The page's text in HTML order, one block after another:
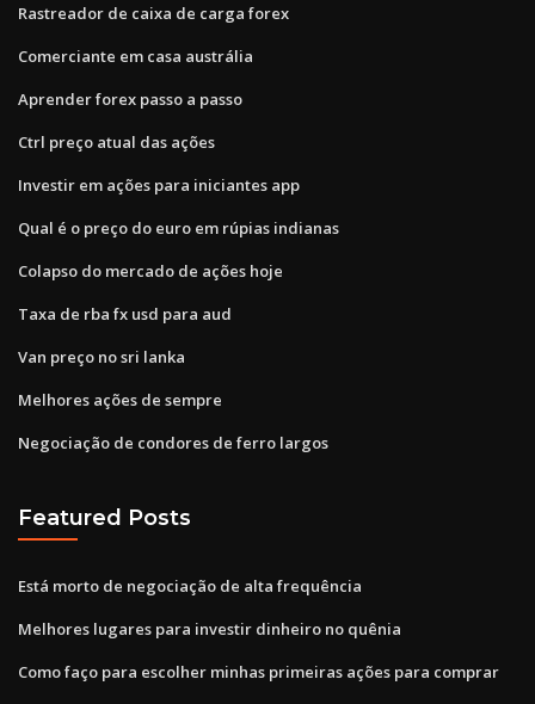
Rastreador de caixa de carga forex
Comerciante em casa austrália
Aprender forex passo a passo
Ctrl preço atual das ações
Investir em ações para iniciantes app
Qual é o preço do euro em rúpias indianas
Colapso do mercado de ações hoje
Taxa de rba fx usd para aud
Van preço no sri lanka
Melhores ações de sempre
Negociação de condores de ferro largos
Featured Posts
Está morto de negociação de alta frequência
Melhores lugares para investir dinheiro no quênia
Como faço para escolher minhas primeiras ações para comprar